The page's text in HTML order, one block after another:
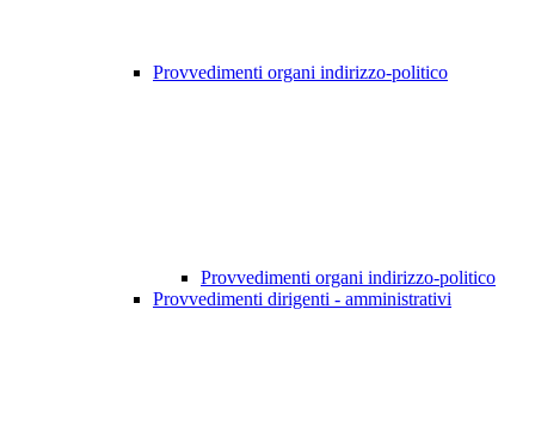
Provvedimenti organi indirizzo-politico
Provvedimenti organi indirizzo-politico
Provvedimenti dirigenti - amministrativi